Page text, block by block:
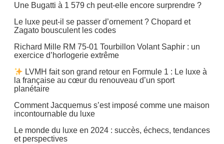
Une Bugatti à 1 579 ch peut-elle encore surprendre ?
Le luxe peut-il se passer d’ornement ? Chopard et
Zagato bousculent les codes
Richard Mille RM 75-01 Tourbillon Volant Saphir : un
exercice d’horlogerie extrême
LVMH fait son grand retour en Formule 1 : Le luxe à
la française au cœur du renouveau d’un sport
planétaire
Comment Jacquemus s’est imposé comme une maison
incontournable du luxe
Le monde du luxe en 2024 : succès, échecs, tendances
et perspectives